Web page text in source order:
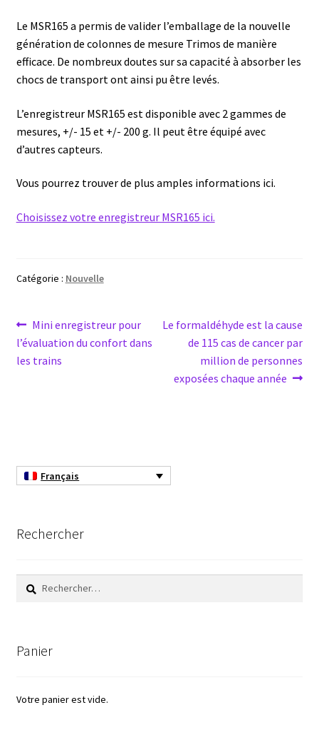
Enregistreur d’humidité
Enregistreur de température
Enregistreurs universels
Enzymes
Etalonnage et homologation des balances
Fermenteur
Fermenteurs d’occasion
Four
Lecteur de microplaque
Logiciel PhytoNet pour chambres climatiques
Le MSR165 a permis de valider l’emballage de la nouvelle
génération de colonnes de mesure Trimos de manière
efficace. De nombreux doutes sur sa capacité à absorber les
chocs de transport ont ainsi pu être levés.
L’enregistreur MSR165 est disponible avec 2 gammes de
mesures, +/- 15 et +/- 200 g. Il peut être équipé avec
d’autres capteurs.
Vous pourrez trouver de plus amples informations ici.
Choisissez votre enregistreur MSR165 ici.
Catégorie : Nouvelle
Navigation
de
Article
précédent :
Mini enregistreur pour
l’évaluation du confort dans
les trains
Article
suivant :
Le formaldéhyde est la cause
de 115 cas de cancer par
million de personnes
exposées chaque année
Français
Rechercher
Rechercher :
Panier
Votre panier est vide.